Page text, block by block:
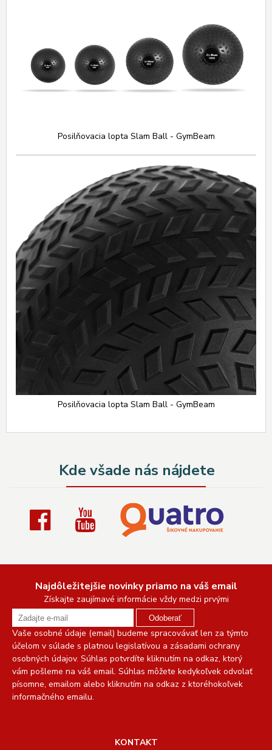
Posilňovacia lopta Slam Ball - GymBeam
Posilňovacia lopta Slam Ball - GymBeam
Kde všade nás nájdete
Najdôležitejšie novinky priamo na váš email
Získajte zaujímavé informácie vždy medzi prvými
Odoberať
Vaše osobné údaje (email) budeme spracovávať len za týmto
účelom v súlade s platnou legislatívou a zásadami ochrany
osobných údajov. Súhlas potvrdíte kliknutím na odkaz, ktorý
vám pošleme na váš email. Súhlas môžete kedykoľvek odvolať
písomne, emailom alebo kliknutím na odkaz z ktoréhokoľvek
informačného emailu.
KONTAKT